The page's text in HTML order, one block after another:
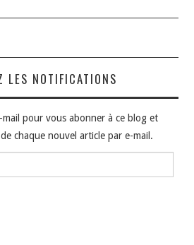
LES NOTIFICATIONS
mail pour vous abonner à ce blog et
chaque nouvel article par e-mail.